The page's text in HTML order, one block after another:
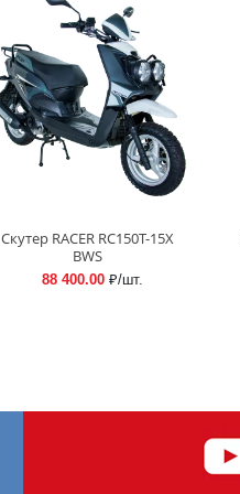
Скутер RACER RC150T-15X
BWS
88 400.00 ₽/шт.